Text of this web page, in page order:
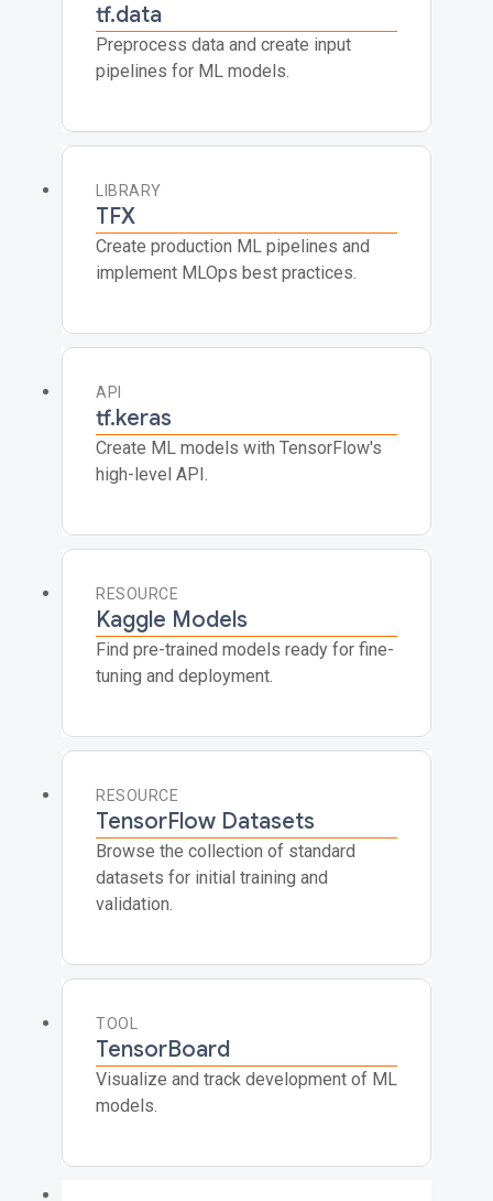
tf.data
Preprocess data and create input
pipelines for ML models.
LIBRARY
TFX
Create production ML pipelines and
implement MLOps best practices.
API
tf.keras
Create ML models with TensorFlow's
high-level API.
RESOURCE
Kaggle Models
Find pre-trained models ready for fine-
tuning and deployment.
RESOURCE
TensorFlow Datasets
Browse the collection of standard
datasets for initial training and
validation.
TOOL
TensorBoard
Visualize and track development of ML
models.